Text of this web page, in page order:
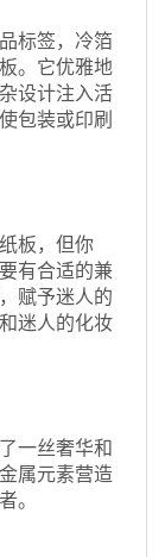
标签，冷箔
。它优雅地
设计注入活
包装或印刷
板，但你
有合适的兼
赋予迷人的
迷人的化妆
一丝奢华和
属元素营造
。